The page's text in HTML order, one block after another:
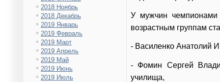
2018 Ноябрь
2018 Декабрь
2019 Январь
2019 Февраль
2019 Март
2019 Апрель
2019 Май
2019 Июнь
2019 Июль
У мужчин
возрастным группам
- Василенко Анатолий
- Фомин Сергей
училища,